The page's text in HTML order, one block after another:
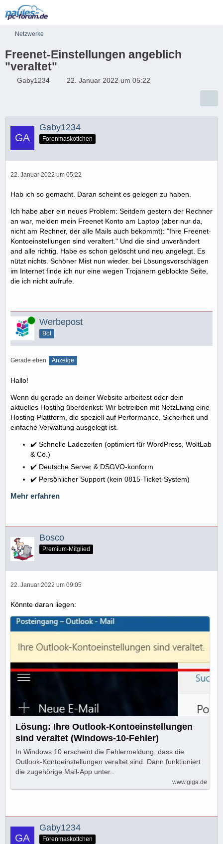
Netzwerke
Freenet-Einstellungen angeblich
"veraltet"
Gaby1234 22. Januar 2022 um 05:22
Gaby1234
Forenmaskottchen
22. Januar 2022 um 05:22
Hab ich so gemacht. Daran scheint es gelegen zu haben.
Ich habe aber ein neues Problem: Seitdem gestern der Rechner
an war, melden mein Freenet Konto am Laptop (aber nur da,
nicht am Rechner, der alle Mails auch bekommt): "Ihre Freenet-
Kontoeinstellungen sind veraltert." Und die sind unverändert
and alle richtig. Habe es schon gelöscht und neu angelegt. Es
nützt nichts. Schöner Mist nun wieder. bei Lösungsvorschlägen
im Internet finde ich nur eine wegen Trojanern geblockte Seite,
die ich nicht aufrufe.
Online Werbepost
Bot
Gerade eben Anzeige
Hallo!
Wenn du gerade an deiner Website arbeitest oder dein
aktuelles Hosting überdenkst: Wir betreiben mit NetzLiving eine
Hosting-Plattform, die speziell auf Performance, Sicherheit und
einfache Verwaltung ausgelegt ist.
✔️ Schnelle Ladezeiten (optimiert für WordPress, WoltLab
& Co.)
✔️ Deutsche Server & DSGVO-konform
✔️ Persönlicher Support (kein 0815-Ticket-System)
Mehr erfahren
Bosco
Premium-Mitglied
22. Januar 2022 um 09:05
Könnte daran liegen:
Lösung: Ihre Outlook-Kontoeinstellungen
sind veraltet (Windows-10-Fehler)
In Windows 10 erscheint die Fehlermeldung, dass die
Outlook-Kontoeinstellungen veraltet sind. Dann funktioniert
die zugehörige Mail-App unter..
www.giga.de
Gaby1234
Forenmaskottchen